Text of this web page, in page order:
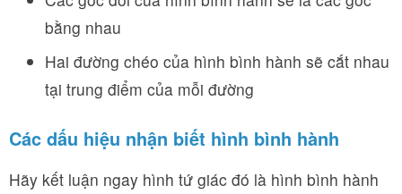
bằng nhau
Hai đường chéo của hình bình hành sẽ cắt nhau
tại trung điểm của mỗi đường
Các dấu hiệu nhận biết hình bình hành
Hãy kết luận ngay hình tứ giác đó là hình bình hành